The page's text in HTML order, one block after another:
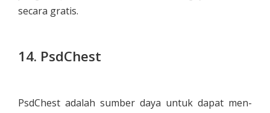
secara gratis.
14. PsdChest
PsdChest adalah sumber daya untuk dapat men-